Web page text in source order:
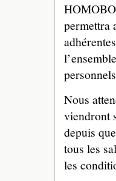
permettra
Nous
viendront
depuis
tous les
les